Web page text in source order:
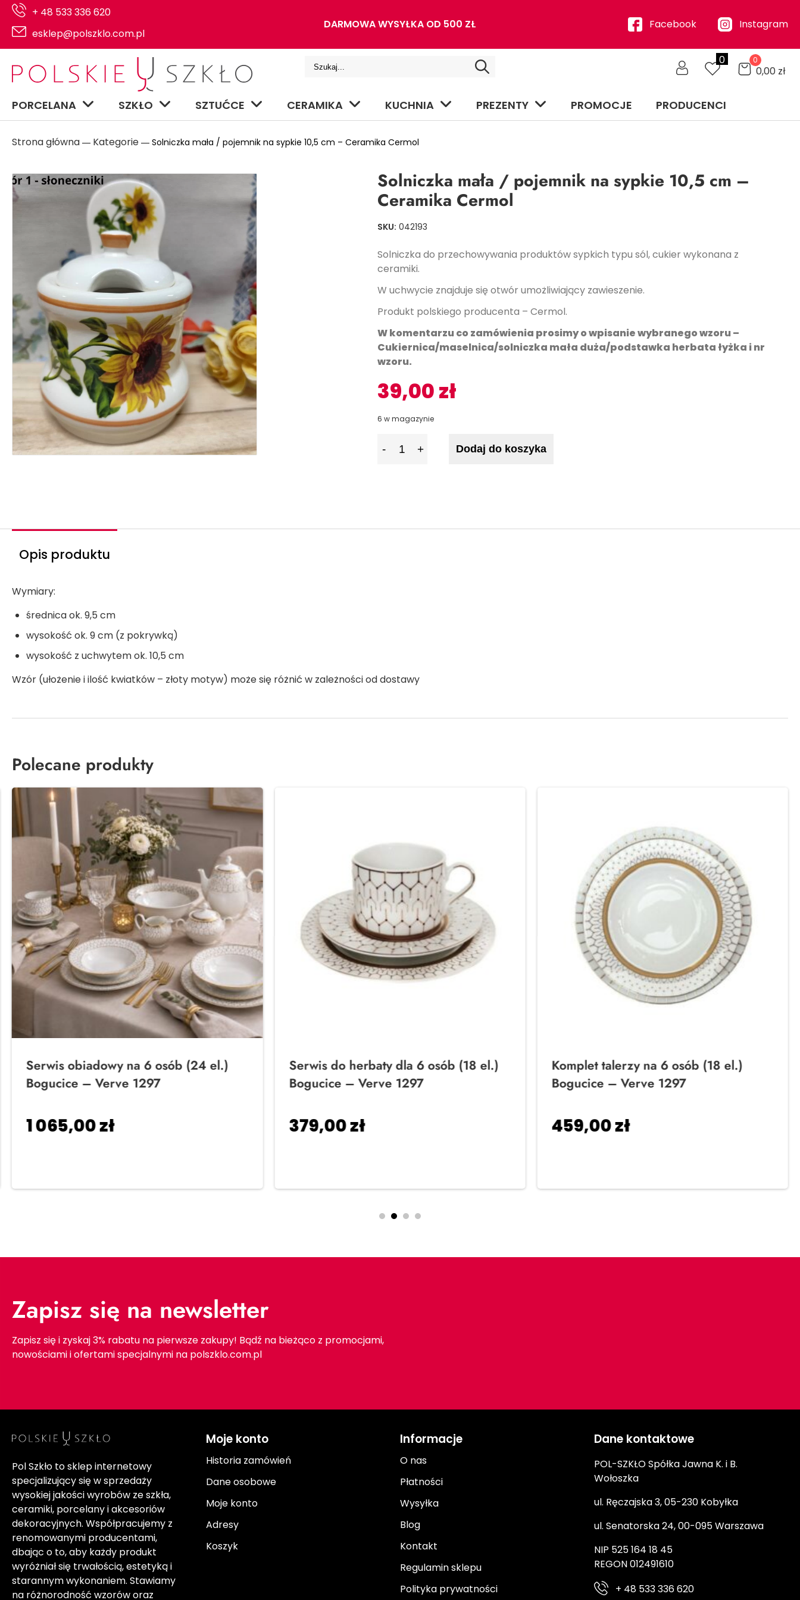
+ 48 533 336 620
esklep@polszklo.com.pl
DARMOWA WYSYŁKA OD 500 ZŁ Facebook Instagram
0 0
0,00 zł
PORCELANA SZKŁO SZTUĆCE CERAMIKA KUCHNIA PREZENTY PROMOCJE PRODUCENCI
Strona główna ― Kategorie ― Solniczka mała / pojemnik na sypkie 10,5 cm – Ceramika Cermol
Solniczka mała / pojemnik na sypkie 10,5 cm –
Ceramika Cermol
SKU: 042193
Solniczka do przechowywania produktów sypkich typu sól, cukier wykonana z
ceramiki.
W uchwycie znajduje się otwór umożliwiający zawieszenie.
Produkt polskiego producenta – Cermol.
W komentarzu co zamówienia prosimy o wpisanie wybranego wzoru –
Cukiernica/maselnica/solniczka mała duża/podstawka herbata łyżka i nr
wzoru.
39,00zł
6 w magazynie
Dodaj do koszyka
Opis produktu
Wymiary:
średnica ok. 9,5 cm
wysokość ok. 9 cm (z pokrywką)
wysokość z uchwytem ok. 10,5 cm
Wzór (ułożenie i ilość kwiatków – złoty motyw) może się różnić w zależności od dostawy
Polecane produkty
Serwis obiadowy na 6 osób (24 el.)
Bogucice – Verve 1297
1 065,00zł
Serwis do herbaty dla 6 osób (18 el.)
Bogucice – Verve 1297
379,00zł
Komplet talerzy na 6 osób (18 el.)
Bogucice – Verve 1297
459,00zł
Zapisz się na newsletter
Zapisz się i zyskaj 3% rabatu na pierwsze zakupy! Bądź na bieżąco z promocjami,
nowościami i ofertami specjalnymi na polszklo.com.pl
Pol Szkło to sklep internetowy
specjalizujący się w sprzedaży
wysokiej jakości wyrobów ze szkła,
ceramiki, porcelany i akcesoriów
dekoracyjnych. Współpracujemy z
renomowanymi producentami,
dbając o to, aby każdy produkt
wyróżniał się trwałością, estetyką i
starannym wykonaniem. Stawiamy
na różnorodność wzorów oraz
Moje konto
Historia zamówień
Dane osobowe
Moje konto
Adresy
Koszyk
Informacje
O nas
Płatności
Wysyłka
Blog
Kontakt
Regulamin sklepu
Polityka prywatności
Dane kontaktowe
POL-SZKŁO Spółka Jawna K. i B.
Wołoszka
ul. Ręczajska 3, 05-230 Kobyłka
ul. Senatorska 24, 00-095 Warszawa
NIP 525 164 18 45
REGON 012491610
+ 48 533 336 620